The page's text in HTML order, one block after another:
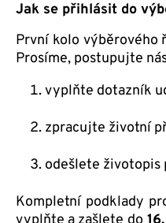
Jak se přihlásit do
První kolo výběrového
Prosíme, postupujte
vyplňte dotazník
zpracujte životní
odešlete životopis
Kompletní podklady